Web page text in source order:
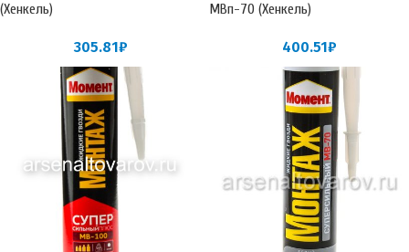
(Хенкель)
305.81₽
МВп-70 (Хенкель)
400.51₽